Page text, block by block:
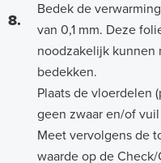
8.
Bedek de
van 0,1 mm. Deze
noodzakelijk kunnen
bedekken.
Plaats de vloerdelen
geen zwaar en/of
Meet vervolgens de
waarde op de